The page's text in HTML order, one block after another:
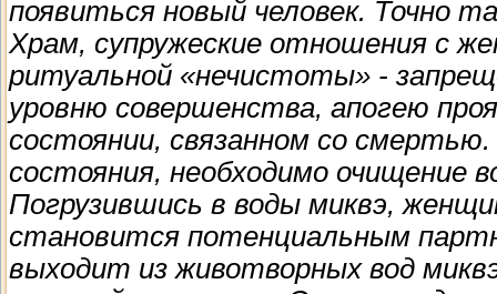
появиться новый человек. Точно
Храм, супружеские отношения с
ритуальной «нечистоты» -
уровню совершенства, апогею
состоянии, связанном со
состояния, необходимо очищение
Погрузившись в воды миквэ,
становится потенциальным
выходит из животворных вод